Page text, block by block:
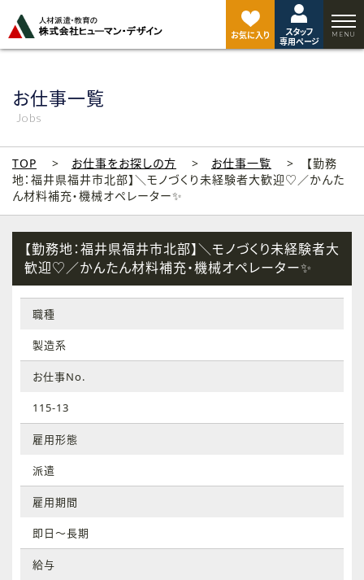
お気に入り
スタッフ
専用ページ
お仕事一覧
Jobs
TOP お仕事をお探しの方 お仕事一覧
【勤務
地：福井県福井市北部】＼モノづくり未経験者大歓迎♡／かんた
ん材料補充・機械オペレーター✨
【勤務地：福井県福井市北部】＼モノづくり未経験者大
歓迎♡／かんたん材料補充・機械オペレーター✨
職種
製造系
お仕事No.
115-13
雇用形態
派遣
雇用期間
即日～長期
給与
ジ
ト